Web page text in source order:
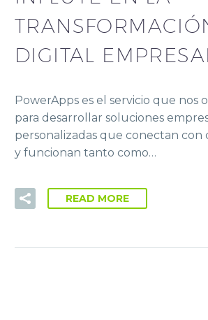
DIGITAL
PowerApps es el servicio que nos
para desarrollar soluciones
personalizadas que conectan con
y funcionan tanto como…
READ MORE